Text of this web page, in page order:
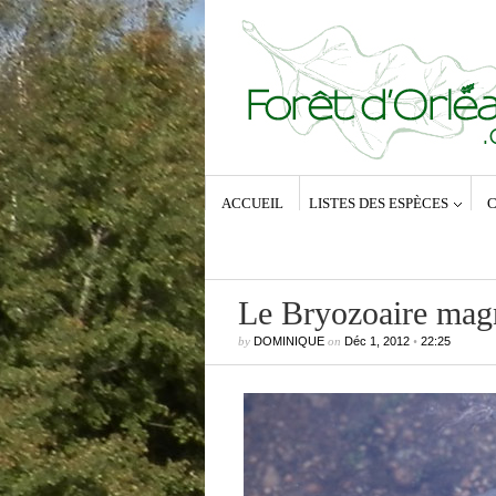
Commentaires récents
1761) – La Coquette
Anne-Lyse MESSAGERdans
pyrina (Linné, 1761) – La Coquette
Dominiquedans
Zeuzera pyrina
1761) – La Coquette
ACCUEIL LISTES DES ESPÈCES
Le Bryozoaire
by DOMINIQUEon Déc 1, 2012• 22:25